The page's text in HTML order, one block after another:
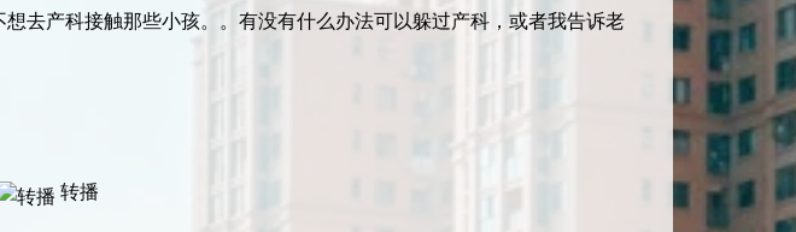
想去产科接触那些小孩。。有没有什么办法可以躲过产科，或者我告诉老
转播